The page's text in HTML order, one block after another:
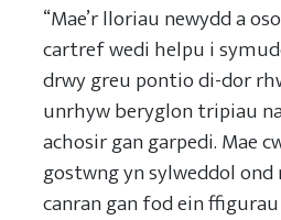
“Mae’r lloriau newydd a
cartref wedi helpu i
drwy greu pontio di-dor
unrhyw beryglon tripiau
achosir gan garpedi. Mae
gostwng yn sylweddol
canran gan fod ein